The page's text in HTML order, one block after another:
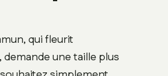
qui fleurit
une taille plus